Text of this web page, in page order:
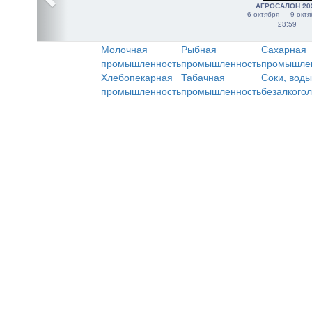
АГРОСАЛОН
6 октября — 9
23:59
Молочная
промышленность
Рыбная
промышленность
Сахарная
Хлебопекарная
промышленность
Табачная
промышленность
Соки,